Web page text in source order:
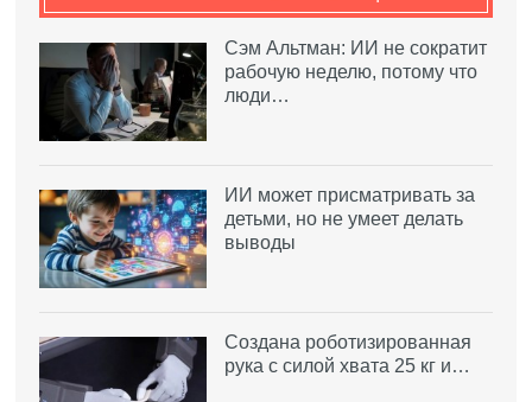
Сэм Альтман: ИИ не сократит
рабочую неделю, потому что
люди…
ИИ может присматривать за
детьми, но не умеет делать
выводы
Создана роботизированная
рука с силой хвата 25 кг и…